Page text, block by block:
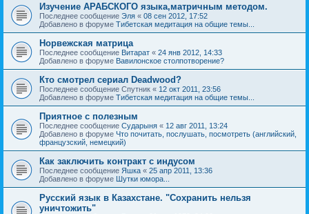
Изучение АРАБСКОГО языка,матричным методом.
Последнее сообщение Эля « 08 сен 2012, 17:52
Добавлено в форуме Тибетская медитация на общие темы...
Норвежская матрица
Последнее сообщение Витарат « 24 янв 2012, 14:33
Добавлено в форуме Вавилонское столпотворение?
Кто смотрел сериал Deadwood?
Последнее сообщение Спутник « 12 окт 2011, 23:56
Добавлено в форуме Тибетская медитация на общие темы...
Приятное с полезным
Последнее сообщение Сударыня « 12 авг 2011, 13:24
Добавлено в форуме Что почитать, послушать, посмотреть (английский,
французский, немецкий)
Как заключить контракт с индусом
Последнее сообщение Яшка « 25 апр 2011, 13:36
Добавлено в форуме Шутки юмора...
Русский язык в Казахстане. "Сохранить нельзя
уничтожить"